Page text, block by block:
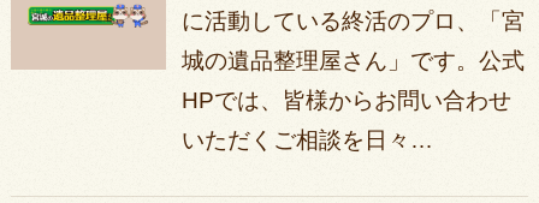
に活動している終活のプロ、「宮
城の遺品整理屋さん」です。公式
HPでは、皆様からお問い合わせ
いただくご相談を日々…